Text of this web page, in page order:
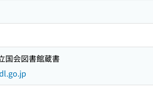
国会図書館蔵書